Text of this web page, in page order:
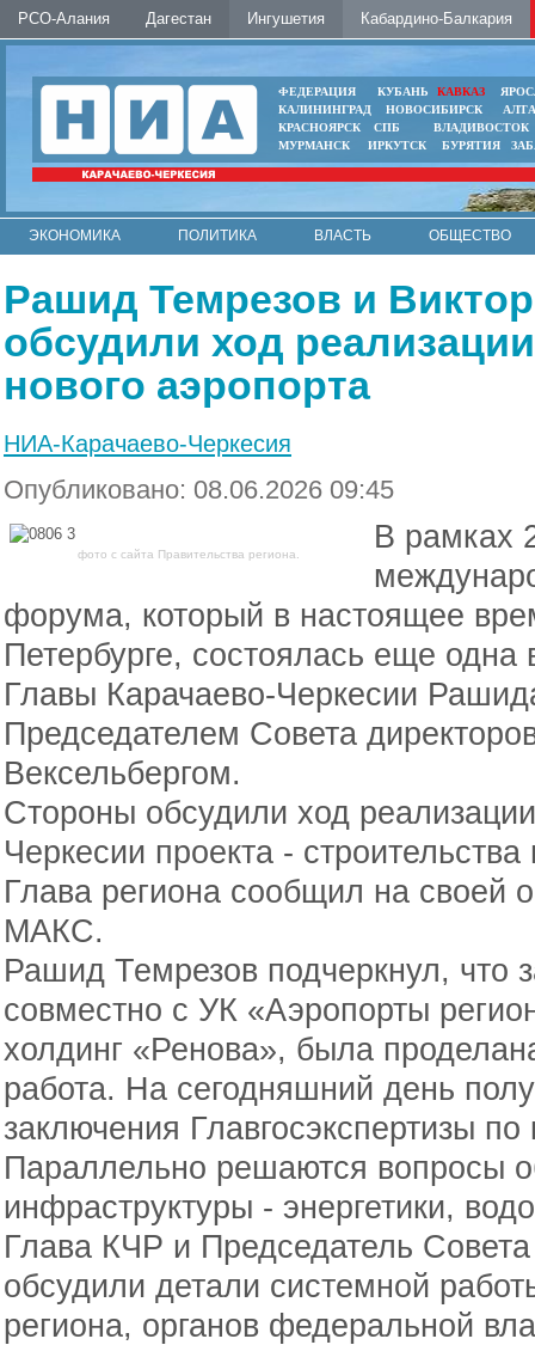
РСО-Алания Дагестан Ингушетия Кабардино-Балкария
ФЕДЕРАЦИЯ КУБАНЬ КАВКАЗ
КАЛИНИНГРАД
НОВОСИБИРСК
КРАСНОЯРСК
СПБ
ВЛАДИВОСТОК
МУРМАНСК
ИРКУТСК БУРЯТИЯ
ЭКОНОМИКА ПОЛИТИКА ВЛАСТЬ
ОБЩЕСТВО
Рашид Темрезов и
обсудили ход
нового аэропорта
НИА-Карачаево-Черкесия
Опубликовано: 08.06.2026 09:45
фото с сайта Правительства региона.
В рамках
форума, который в настоящее
Петербурге, состоялась еще одна
Главы Карачаево-Черкесии
Председателем Совета
Вексельбергом.
Стороны обсудили ход
Черкесии проекта -
Глава региона сообщил на своей
МАКС.
Рашид Темрезов подчеркнул, что
совместно с УК «Аэропорты
холдинг «Ренова», была
работа. На сегодняшний день
заключения Главгосэкспертизы
Параллельно решаются вопросы
инфраструктуры - энергетики,
Глава КЧР и Председатель
обсудили детали системной
региона, органов федеральной